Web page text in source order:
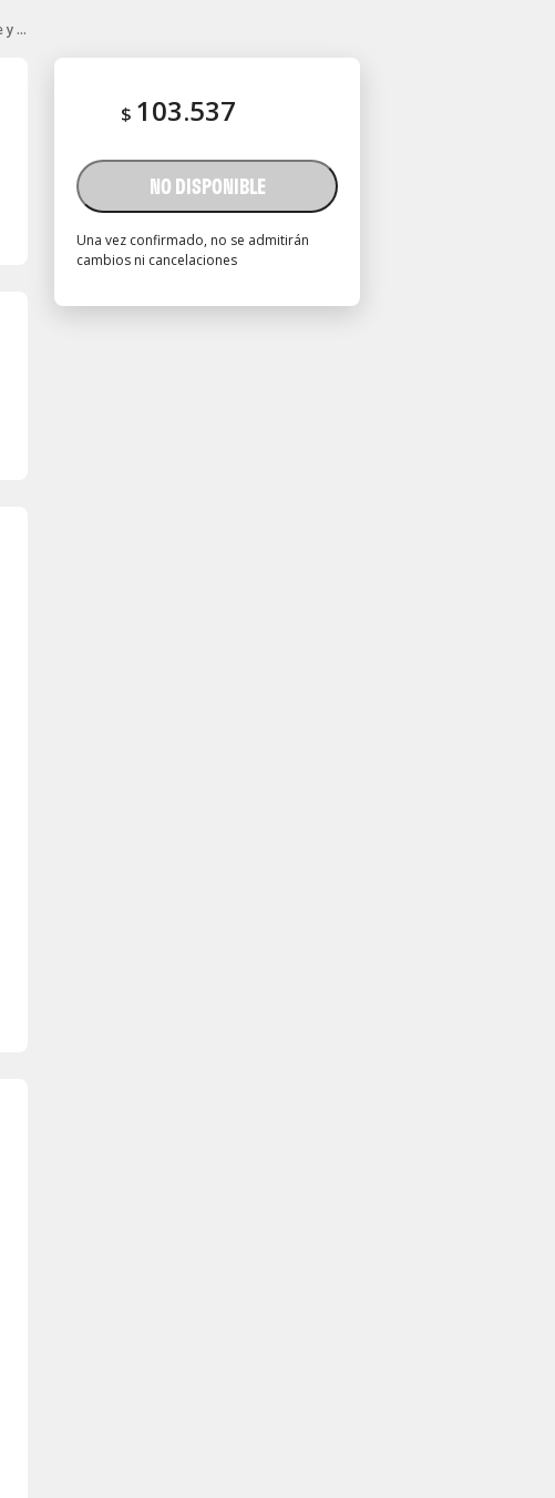
Excursión a Belfast, Calzada del Gigante y Castillo Dunluce
$ 103.537
NO DISPONIBLE
Una vez confirmado, no se admitirán
cambios ni cancelaciones